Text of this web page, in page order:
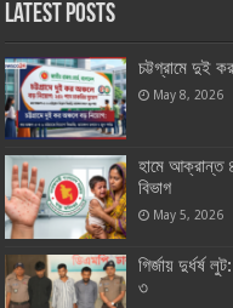
Latest Posts
চট্টগ্রামে দুই
May 8, 2026
হামে আক্রান্ত
বিভাগ
May 5, 2026
গির্জায় দুর্ধর্ষ
৩